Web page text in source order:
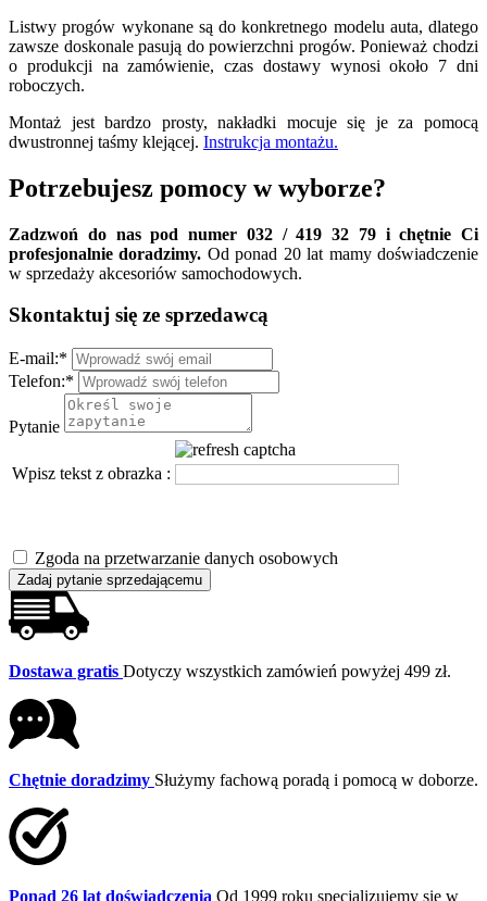
Listwy progów wykonane są do konkretnego modelu auta, dlatego
zawsze doskonale pasują do powierzchni progów. Ponieważ chodzi
o produkcji na zamówienie, czas dostawy wynosi około 7 dni
roboczych.
Montaż jest bardzo prosty, nakładki mocuje się je za pomocą
dwustronnej taśmy klejącej. Instrukcja montażu.
Potrzebujesz pomocy w wyborze?
Zadzwoń do nas pod numer 032 / 419 32 79 i chętnie Ci
profesjonalnie doradzimy. Od ponad 20 lat mamy doświadczenie
w sprzedaży akcesoriów samochodowych.
Skontaktuj się ze sprzedawcą
E-mail:*
Telefon:*
Pytanie
Wpisz tekst z obrazka :
Zgoda na przetwarzanie danych osobowych
Zadaj pytanie sprzedającemu
Dostawa gratis Dotyczy wszystkich zamówień powyżej 499 zł.
Chętnie doradzimy Służymy fachową poradą i pomocą w doborze.
Ponad 26 lat doświadczenia Od 1999 roku specjalizujemy się w